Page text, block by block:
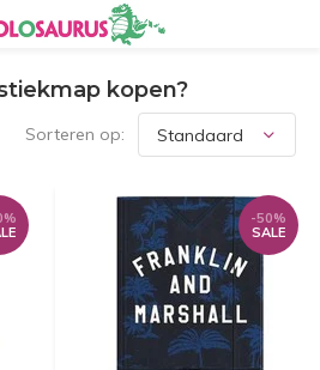
kopen?
Sorteren op:
-50%
SALE